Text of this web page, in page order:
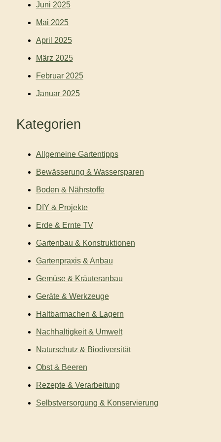
Juni 2025
Mai 2025
April 2025
März 2025
Februar 2025
Januar 2025
Kategorien
Allgemeine Gartentipps
Bewässerung & Wassersparen
Boden & Nährstoffe
DIY & Projekte
Erde & Ernte TV
Gartenbau & Konstruktionen
Gartenpraxis & Anbau
Gemüse & Kräuteranbau
Geräte & Werkzeuge
Haltbarmachen & Lagern
Nachhaltigkeit & Umwelt
Naturschutz & Biodiversität
Obst & Beeren
Rezepte & Verarbeitung
Selbstversorgung & Konservierung